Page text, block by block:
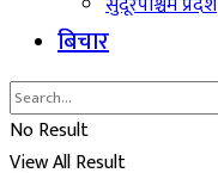
बिचार
No Result
View All Result